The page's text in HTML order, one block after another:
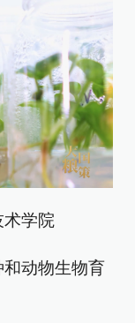
术学院
动物生物育